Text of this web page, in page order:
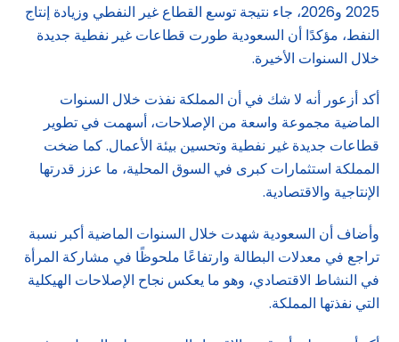
2025 و2026، جاء نتيجة توسع القطاع غير النفطي وزيادة إنتاج
النفط، مؤكدًا أن السعودية طورت قطاعات غير نفطية جديدة
خلال السنوات الأخيرة.
أكد أزعور أنه لا شك في أن المملكة نفذت خلال السنوات
الماضية مجموعة واسعة من الإصلاحات، أسهمت في تطوير
قطاعات جديدة غير نفطية وتحسين بيئة الأعمال. كما ضخت
المملكة استثمارات كبرى في السوق المحلية، ما عزز قدرتها
الإنتاجية والاقتصادية.
وأضاف أن السعودية شهدت خلال السنوات الماضية أكبر نسبة
تراجع في معدلات البطالة وارتفاعًا ملحوظًا في مشاركة المرأة
في النشاط الاقتصادي، وهو ما يعكس نجاح الإصلاحات الهيكلية
التي نفذتها المملكة.